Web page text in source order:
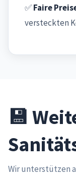
✅Faire
versteckten
💾
Wir unterstützen